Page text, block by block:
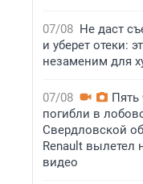
07/08 Не даст
и уберет отеки:
незаменим для
07/08
Пять
погибли в
Свердловской
Renault вылетел
видео